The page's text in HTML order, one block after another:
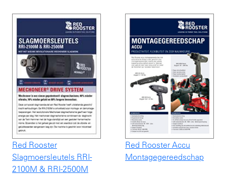
Red Rooster
Slagmoersleutels RRI-
2100M & RRI-2500M
Red Rooster Accu
Montagegereedschap